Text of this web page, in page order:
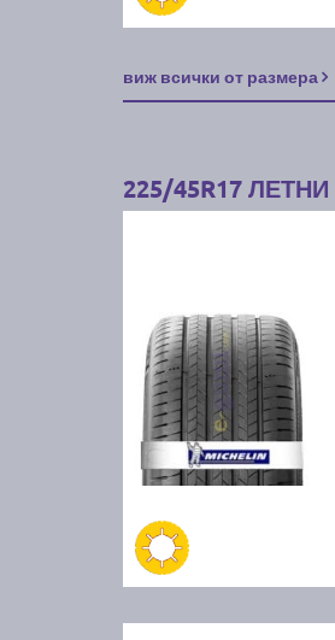
виж всички от размера
225/45R17